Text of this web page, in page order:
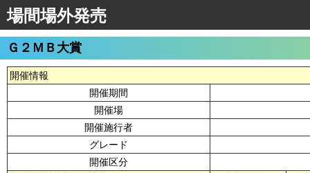
場間場外発売
Ｇ２ＭＢ大賞
開催情報
開催期間
開催場
開催施行者
グレード
開催区分